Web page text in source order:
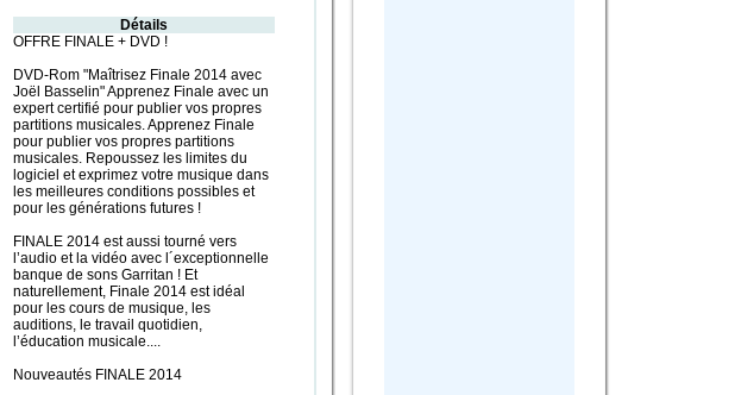
Détails
OFFRE FINALE + DVD !
DVD-Rom "Maîtrisez Finale 2014 avec
Joël Basselin" Apprenez Finale avec un
expert certifié pour publier vos propres
partitions musicales. Apprenez Finale
pour publier vos propres partitions
musicales. Repoussez les limites du
logiciel et exprimez votre musique dans
les meilleures conditions possibles et
pour les générations futures !
FINALE 2014 est aussi tourné vers
l’audio et la vidéo avec l´exceptionnelle
banque de sons Garritan ! Et
naturellement, Finale 2014 est idéal
pour les cours de musique, les
auditions, le travail quotidien,
l’éducation musicale....
Nouveautés FINALE 2014